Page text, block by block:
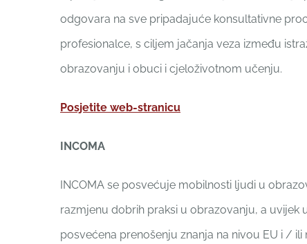
odgovara na sve pripadajuće konsultativne
profesionalce, s ciljem jačanja veza između
obrazovanju i obuci i cjeloživotnom učenju.
Posjetite web-stranicu
INCOMA
INCOMA se posvećuje mobilnosti ljudi u
razmjenu dobrih praksi u obrazovanju, a uvijek
posvećena prenošenju znanja na nivou EU i /